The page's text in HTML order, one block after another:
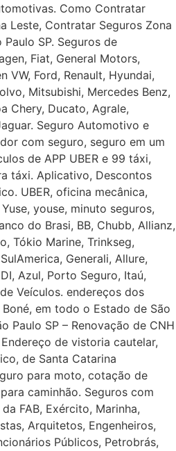
Como Contratar
Leste, Contratar Seguros Zona
SP. Seguros de
Fiat, General Motors,
VW, Ford, Renault, Hyundai,
Mitsubishi, Mercedes Benz,
Chery, Ducato, Agrale,
Seguro Automotivo e
com seguro, seguro em um
de APP UBER e 99 táxi,
táxi. Aplicativo, Descontos
UBER, oficina mecânica,
youse, minuto seguros,
do Brasi, BB, Chubb, Allianz,
Tókio Marine, Trinkseg,
Generali, Allure,
Azul, Porto Seguro, Itaú,
Veículos. endereços dos
em todo o Estado de São
Paulo SP – Renovação de CNH
de vistoria cautelar,
de Santa Catarina
para moto, cotação de
caminhão. Seguros com
FAB, Exército, Marinha,
Arquitetos, Engenheiros,
Públicos, Petrobrás,